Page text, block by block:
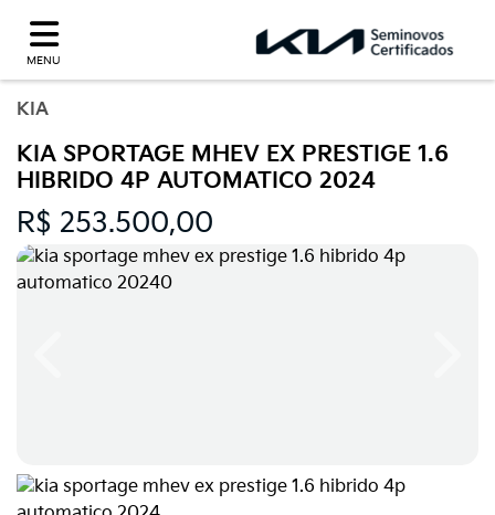
MENU
KIA
KIA SPORTAGE MHEV EX PRESTIGE 1.6
HIBRIDO 4P AUTOMATICO 2024
R$ 253.500,00